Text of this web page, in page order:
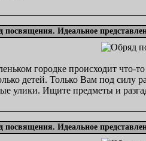
посвящения. Идеальное
городке происходит что-
детей. Только Вам под силу
улики. Ищите предметы и
посвящения. Идеальное